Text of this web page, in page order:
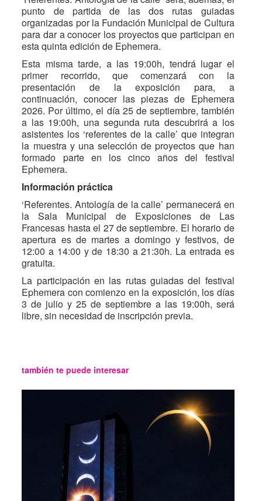
punto de partida de las dos rutas guiadas
organizadas por la Fundación Municipal de Cultura
para dar a conocer los proyectos que participan en
esta quinta edición de Ephemera.
Esta misma tarde, a las 19:00h, tendrá lugar el
primer recorrido, que comenzará con la
presentación de la exposición para, a
continuación, conocer las piezas de Ephemera
2026. Por último, el día 25 de septiembre, también
a las 19:00h, una segunda ruta descubrirá a los
asistentes los ‘referentes de la calle’ que integran
la muestra y una selección de proyectos que han
formado parte en los cinco años del festival
Ephemera.
Información práctica
‘Referentes. Antología de la calle’ permanecerá en
la Sala Municipal de Exposiciones de Las
Francesas hasta el 27 de septiembre. El horario de
apertura es de martes a domingo y festivos, de
12:00 a 14:00 y de 18:30 a 21:30h. La entrada es
gratuita.
La participación en las rutas guiadas del festival
Ephemera con comienzo en la exposición, los días
3 de julio y 25 de septiembre a las 19:00h, será
libre, sin necesidad de inscripción previa.
también te puede interesar